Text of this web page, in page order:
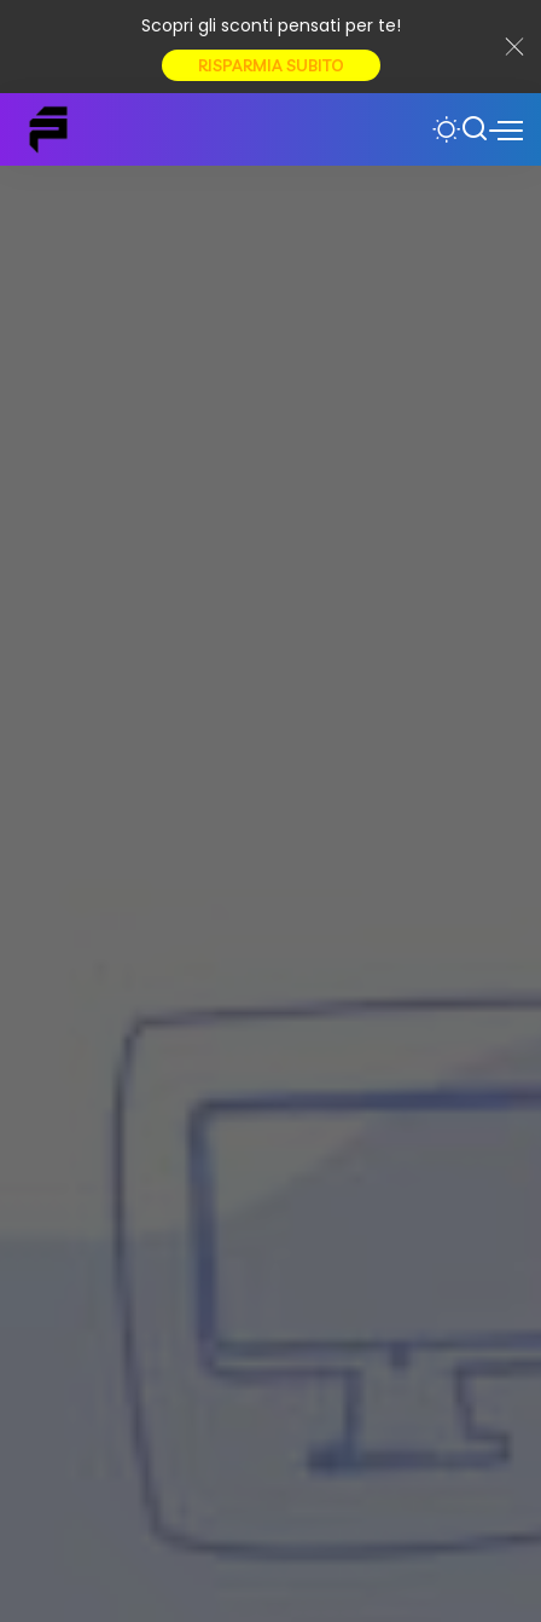
Scopri gli sconti pensati per te!
RISPARMIA SUBITO